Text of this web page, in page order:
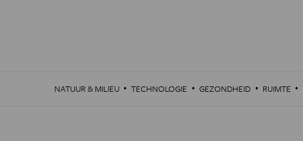
NATUUR & MILIEU · TECHNOLOGIE · GEZONDHEID · RUIMTE ·